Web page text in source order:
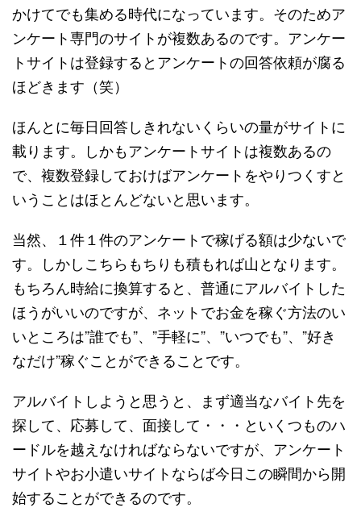
かけてでも集める時代になっています。そのためア
ンケート専門のサイトが複数あるのです。アンケー
トサイトは登録するとアンケートの回答依頼が腐る
ほどきます（笑）
ほんとに毎日回答しきれないくらいの量がサイトに
載ります。しかもアンケートサイトは複数あるの
で、複数登録しておけばアンケートをやりつくすと
いうことはほとんどないと思います。
当然、１件１件のアンケートで稼げる額は少ないで
す。しかしこちらもちりも積もれば山となります。
もちろん時給に換算すると、普通にアルバイトした
ほうがいいのですが、ネットでお金を稼ぐ方法のい
いところは”誰でも”、”手軽に”、”いつでも”、”好き
なだけ”稼ぐことができることです。
アルバイトしようと思うと、まず適当なバイト先を
探して、応募して、面接して・・・といくつものハ
ードルを越えなければならないですが、アンケート
サイトやお小遣いサイトならば今日この瞬間から開
始することができるのです。